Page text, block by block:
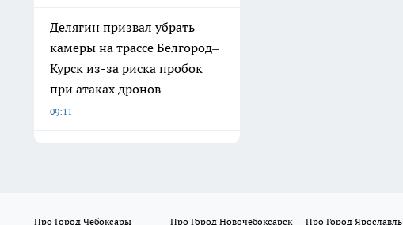
Делягин призвал убрать
камеры на трассе Белгород–
Курск из-за риска пробок
при атаках дронов
09:11
Про Город Чебоксары Про Город Новочебоксарск Про Город Ярославль